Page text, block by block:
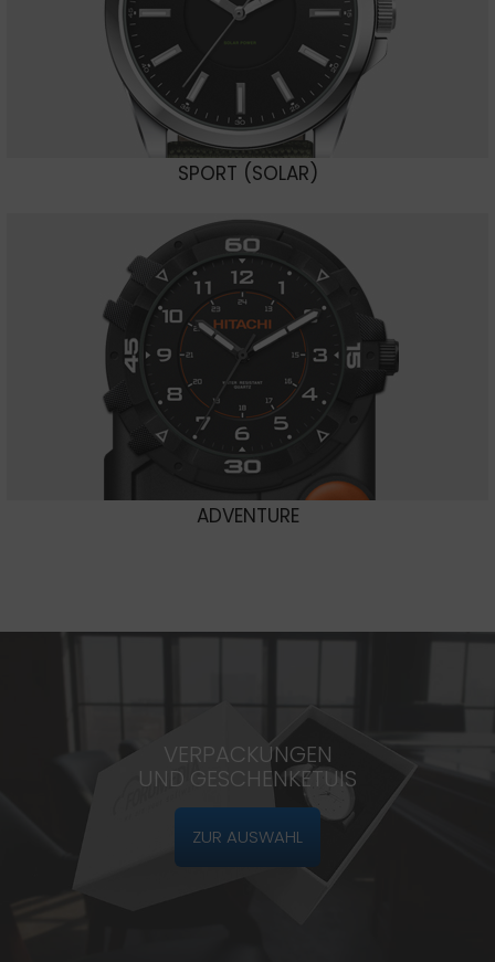
SPORT (SOLAR)
ADVENTURE
VERPACKUNGEN
UND GESCHENKETUIS
ZUR AUSWAHL